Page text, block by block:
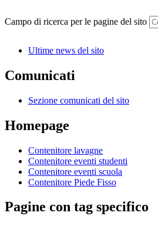
Campo di ricerca per le pagine del sito
Ultime news del sito
Comunicati
Sezione comunicati del sito
Homepage
Contenitore lavagne
Contenitore eventi studenti
Contenitore eventi scuola
Contenitore Piede Fisso
Pagine con tag specifico